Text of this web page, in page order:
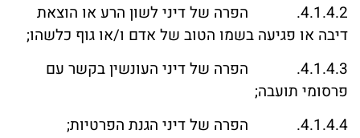
4.1.4.2. הפרה של דיני לשון הרע או הוצאת
דיבה או פגיעה בשמו הטוב של אדם ו/או גוף כלשהו;
4.1.4.3. הפרה של דיני העונשין בקשר עם
פרסומי תועבה;
4.1.4.4. הפרה של דיני הגנת הפרטיות;